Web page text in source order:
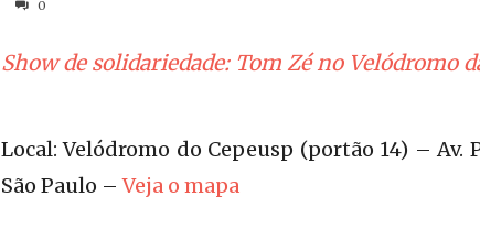
0
Show de solidariedade: Tom Zé no Velódromo
Local: Velódromo do Cepeusp (portão 14) – Av.
São Paulo –Veja o mapa